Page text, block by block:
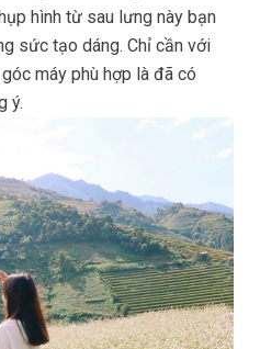
hình từ sau lưng này bạn
sức tạo dáng. Chỉ cần với
máy phù hợp là đã có
ý.